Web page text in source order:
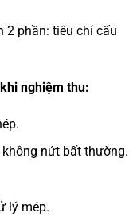
2 phần: tiêu chí cấu
nghiệm thu:
nứt bất thường.
lý mép.